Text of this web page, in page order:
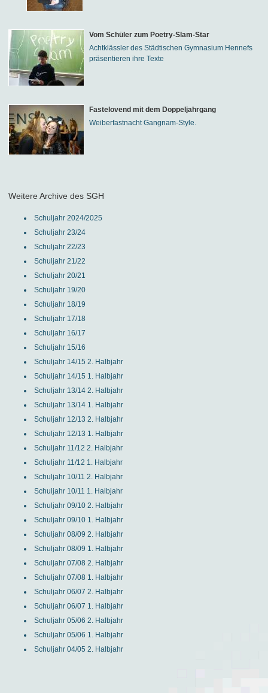
Vom Schüler zum Poetry-Slam-Star
Achtklässler des Städtischen Gymnasium Hennefs
präsentieren ihre Texte
Fastelovend mit dem Doppeljahrgang
Weiberfastnacht Gangnam-Style.
Weitere Archive des SGH
Schuljahr 2024/2025
Schuljahr 23/24
Schuljahr 22/23
Schuljahr 21/22
Schuljahr 20/21
Schuljahr 19/20
Schuljahr 18/19
Schuljahr 17/18
Schuljahr 16/17
Schuljahr 15/16
Schuljahr 14/15 2. Halbjahr
Schuljahr 14/15 1. Halbjahr
Schuljahr 13/14 2. Halbjahr
Schuljahr 13/14 1. Halbjahr
Schuljahr 12/13 2. Halbjahr
Schuljahr 12/13 1. Halbjahr
Schuljahr 11/12 2. Halbjahr
Schuljahr 11/12 1. Halbjahr
Schuljahr 10/11 2. Halbjahr
Schuljahr 10/11 1. Halbjahr
Schuljahr 09/10 2. Halbjahr
Schuljahr 09/10 1. Halbjahr
Schuljahr 08/09 2. Halbjahr
Schuljahr 08/09 1. Halbjahr
Schuljahr 07/08 2. Halbjahr
Schuljahr 07/08 1. Halbjahr
Schuljahr 06/07 2. Halbjahr
Schuljahr 06/07 1. Halbjahr
Schuljahr 05/06 2. Halbjahr
Schuljahr 05/06 1. Halbjahr
Schuljahr 04/05 2. Halbjahr